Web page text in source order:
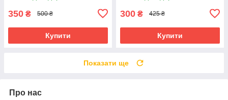
350 ₴ 500 ₴
Купити
300 ₴ 425 ₴
Купити
Показати ще
Про нас